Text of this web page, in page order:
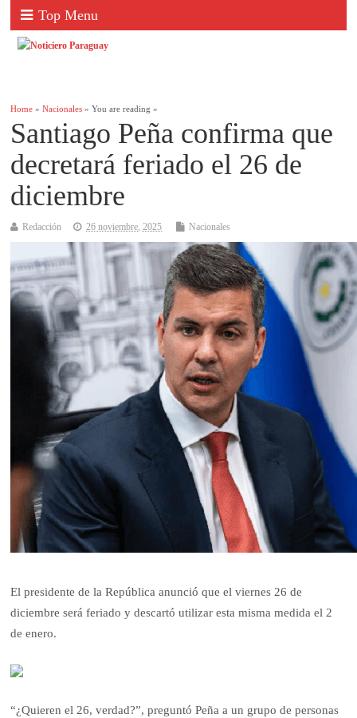
Top Menu
Home »Nacionales » You are reading »
Santiago Peña confirma que
decretará feriado el 26 de
diciembre
Redacción 26 noviembre, 2025 Nacionales
El presidente de la República anunció que el viernes 26 de
diciembre será feriado y descartó utilizar esta misma medida el 2
de enero.
“¿Quieren el 26, verdad?”, preguntó Peña a un grupo de personas